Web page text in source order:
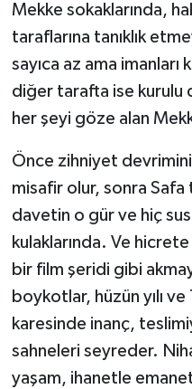
Mekke sokaklarında,
taraflarına tanıklık
sayıca az ama
diğer tarafta ise kurulu
her şeyi göze alan
Önce zihniyet
misafir olur, sonra Safa
davetin o gür ve hiç
kulaklarında. Ve
bir film şeridi gibi
boykotlar, hüzün yılı
karesinde inanç,
sahneleri seyreder.
yaşam, ihanetle
Kastamonu
Kilis Müftülüğü
Kırıkkale
Kırklareli
Kırşehir Müftülüğü
Kocaeli Müftülüğü
Konya Müftülüğü